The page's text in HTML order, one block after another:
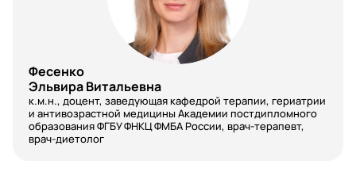
Фесенко
Эльвира Витальевна
к.м.н., доцент, заведующая кафедрой терапии, гериатрии
и антивозрастной медицины Академии постдипломного
образования ФГБУ ФНКЦ ФМБА России, врач-терапевт,
врач-диетолог